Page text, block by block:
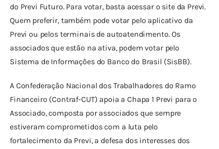
do Previ Futuro. Para votar, basta acessar o site da Previ.
Quem preferir, também pode votar pelo aplicativo da
Previ ou pelos terminais de autoatendimento. Os
associados que estão na ativa, podem votar pelo
Sistema de Informações do Banco do Brasil (SisBB).
A Confederação Nacional dos Trabalhadores do Ramo
Financeiro (Contraf-CUT) apoia a Chapa 1 Previ para o
Associado, composta por associados que sempre
estiveram comprometidos com a luta pelo
fortalecimento da Previ, a defesa dos interesses dos